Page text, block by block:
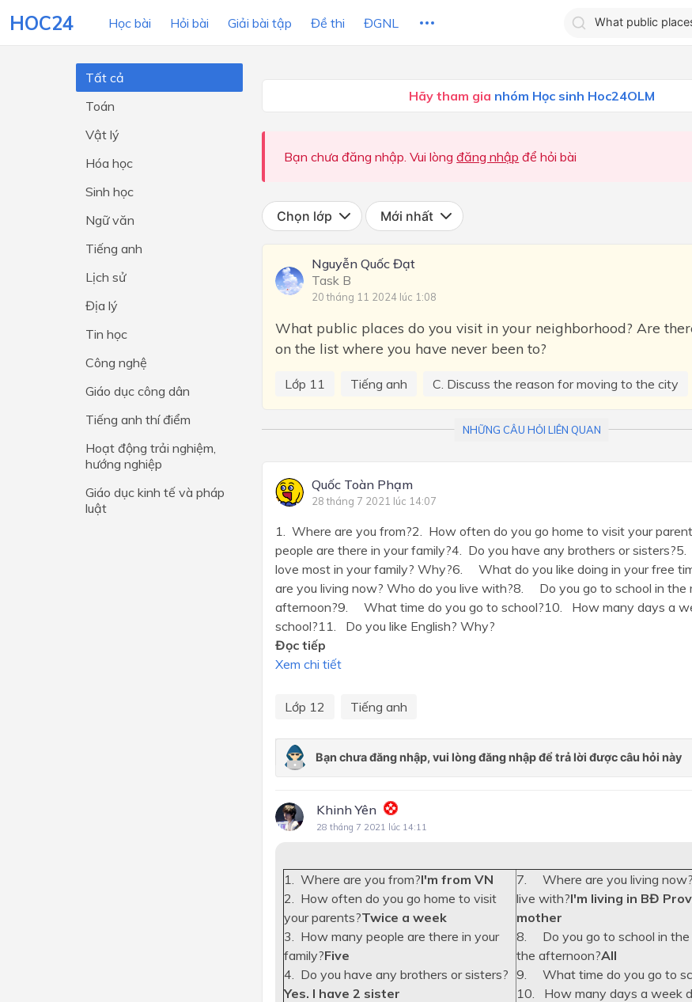
HOC24 Học bài Hỏi bài Giải bài tập Đề thi ĐGNL
Tìm kiếm câu trả
LỚP HỌC
Lớp 12
Lớp 10
Lớp 9
Lớp 8
Lớp 7
Lớp 5
Lớp 4
Lớp 3
Lớp 2
Lớp 1
Tất cả
Toán
Vật lý
Hóa học
Sinh học
Ngữ văn
Tiếng anh
Lịch sử
Địa lý
Tin học
Công nghệ
Giáo dục công dân
Tiếng anh thí điểm
Hoạt động trải nghiệm,
hướng nghiệp
Giáo dục kinh tế và pháp
luật
Hãy tham gia nhóm Học sinh Hoc24OLM
Bạn chưa đăng nhập. Vui lòngđăng nhập để hỏi bài
Chọn lớp Mới nhất
Nguyễn Quốc Đạt
Task B
20 tháng 11 2024 lúc 1:08
What public places do you visit in your neighborhood? Are
on the list where you have never been to?
Lớp 11 Tiếng anh C. Discuss the reason for moving to the city
NHỮNG CÂU HỎI LIÊN QUAN
Quốc Toàn Phạm
28 tháng 7 2021 lúc 14:07
1. Where are you from?2. How often do you go home to visit your
people are there in your family?4. Do you have any brothers or
love most in your family? Why?6. What do you like doing in your free
are you living now? Who do you live with?8. Do you go to school in the
afternoon?9. What time do you go to school?10. How many days a
school?11. Do you like English? Why?
Đọc tiếp
Xem chi tiết
Lớp 12 Tiếng anh
Khinh Yên
28 tháng 7 2021 lúc 14:11
1. Where are you from?I'm from VN
2. How often do you go home to visit
your parents?Twice a week
3. How many people are there in your
family?Five
4. Do you have any brothers or sisters?
Yes. I have 2 sister
7. Where are you living
live with?I'm living in BĐ
mother
8. Do you go to school in the
the afternoon?All
9. What time do you go to
10. How many days a week